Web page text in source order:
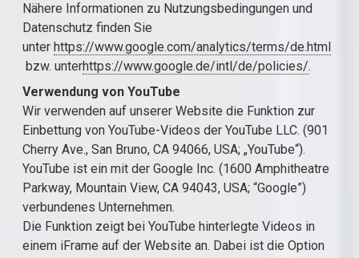
Nähere Informationen zu Nutzungsbedingungen und
Datenschutz finden Sie
unterhttps://www.google.com/analytics/terms/de.html
bzw. unterhttps://www.google.de/intl/de/policies/.
Verwendung von YouTube
Wir verwenden auf unserer Website die Funktion zur
Einbettung von YouTube-Videos der YouTube LLC. (901
Cherry Ave., San Bruno, CA 94066, USA; „YouTube“).
YouTube ist ein mit der Google Inc. (1600 Amphitheatre
Parkway, Mountain View, CA 94043, USA; “Google”)
verbundenes Unternehmen.
Die Funktion zeigt bei YouTube hinterlegte Videos in
einem iFrame auf der Website an. Dabei ist die Option